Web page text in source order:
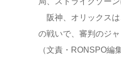
阪神、オリックスは
の戦いで、審判のジ
（文責・RONSPO編